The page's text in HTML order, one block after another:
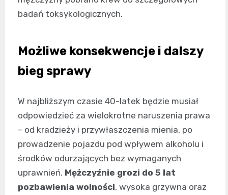
badań toksykologicznych.
Możliwe konsekwencje i dalszy
bieg sprawy
W najbliższym czasie 40-latek będzie musiał
odpowiedzieć za wielokrotne naruszenia prawa
– od kradzieży i przywłaszczenia mienia, po
prowadzenie pojazdu pod wpływem alkoholu i
środków odurzających bez wymaganych
uprawnień. Mężczyźnie grozi do 5 lat
pozbawienia wolności, wysoka grzywna oraz